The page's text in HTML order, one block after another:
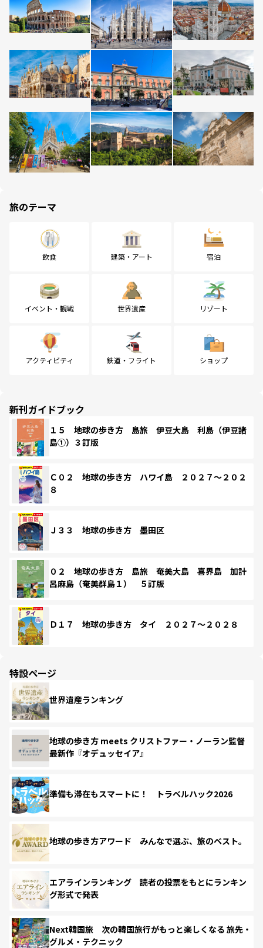
旅のテーマ
飲食 建築・アート 宿泊
イベント・観戦 世界遺産 リゾート
アクティビティ 鉄道・フライト ショップ
新刊ガイドブック
１５ 地球の歩き方 島旅 伊豆大島 利島（伊豆諸
島①）３訂版
Ｃ０２ 地球の歩き方 ハワイ島 ２０２７～２０２
８
Ｊ３３ 地球の歩き方 墨田区
０２ 地球の歩き方 島旅 奄美大島 喜界島 加計
呂麻島（奄美群島１） ５訂版
Ｄ１７ 地球の歩き方 タイ ２０２７～２０２８
特設ページ
世界遺産ランキング
地球の歩き方 meets クリストファー・ノーラン監督
最新作『オデュッセイア』
準備も滞在もスマートに！ トラベルハック2026
地球の歩き方アワード みんなで選ぶ、旅のベスト。
エアラインランキング 読者の投票をもとにランキン
グ形式で発表
Next韓国旅 次の韓国旅行がもっと楽しくなる 旅先・
グルメ・テクニック